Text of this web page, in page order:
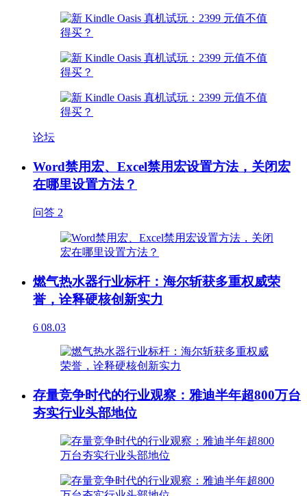
论坛
Word禁用宏、Excel禁用宏设置方法，关闭宏
在哪里设置方法？
问答 2
燃气热水器行业标杆：海尔斩获多重权威荣
誉，诠释硬核创新实力
6 08.03
存量竞争时代的行业观察：雅迪半年超800万台
夯实行业头部地位